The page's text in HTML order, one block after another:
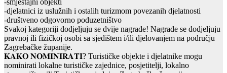
-djelatnici iz uslužnih i ostalih turizmom povezanih djelatnosti
-društveno odgovorno poduzetništvo
Svakoj kategoriji dodjeljuju se dvije nagrade! Nagrade se dodjeljuju
pravnoj ili fizičkoj osobi sa sjedištem i/ili djelovanjem na području
Zagrebačke županije.
𝐊𝐀𝐊𝐎 𝐍𝐎𝐌𝐈𝐍𝐈𝐑𝐀𝐓𝐈? Turističke objekte i djelatnike mogu
nominirati lokalne turističke zajednice, posjetitelji, lokalno